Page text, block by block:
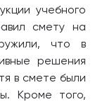
учебного
смету на
что в
решения
в смете были
Кроме того,